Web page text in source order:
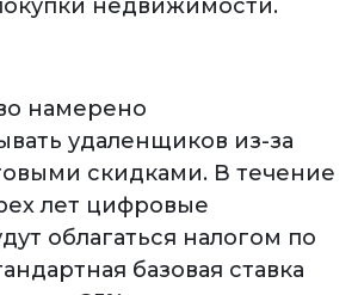
недвижимости.
намерено
удаленщиков из-за
скидками. В течение
лет цифровые
облагаться налогом по
базовая ставка